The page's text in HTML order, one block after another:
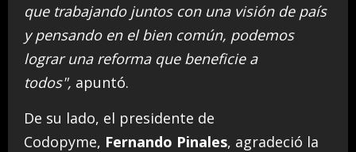
que trabajando juntos con una visión de país
y pensando en el bien común, podemos
lograr una reforma que beneficie a
todos", apuntó.
De su lado, el presidente de
Codopyme, Fernando Pinales, agradeció la